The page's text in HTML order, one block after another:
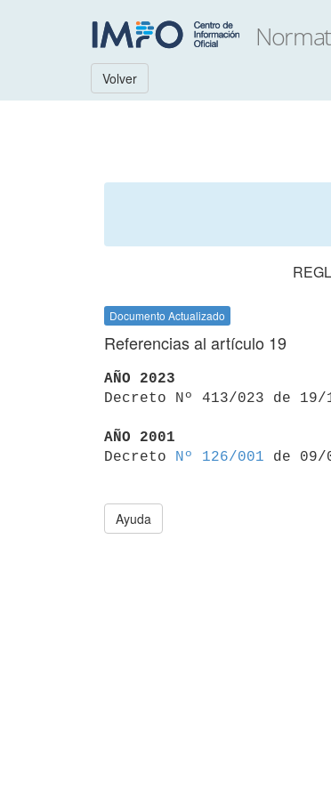
Volver
Documento Actualizado
Referencias al artículo 19
AÑO 2023
Decreto Nº 413/023 de
AÑO 2001
Decreto
Nº 126/001
Ayuda